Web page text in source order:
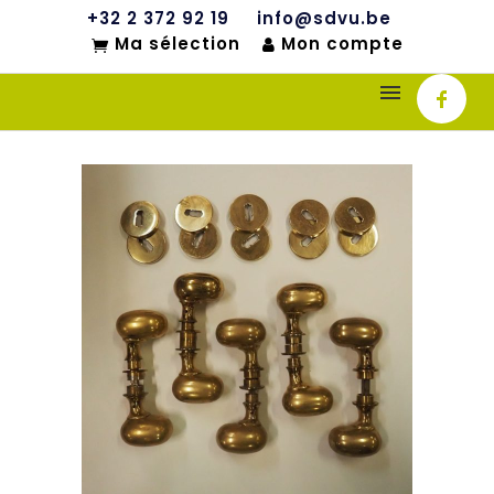
+32 2 372 92 19
info@sdvu.be
Ma sélection
Mon compte